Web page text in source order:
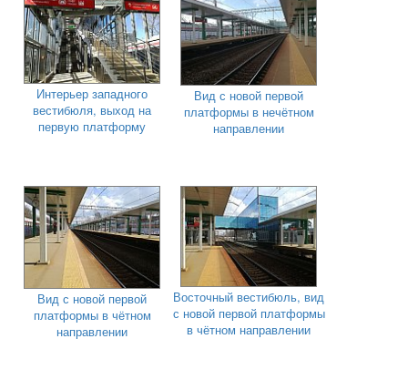
Интерьер западного
вестибюля, выход на
первую платформу
Вид с новой первой
платформы в нечётном
направлении
Вид с новой первой
платформы в чётном
направлении
Восточный вестибюль, вид
с новой первой платформы
в чётном направлении